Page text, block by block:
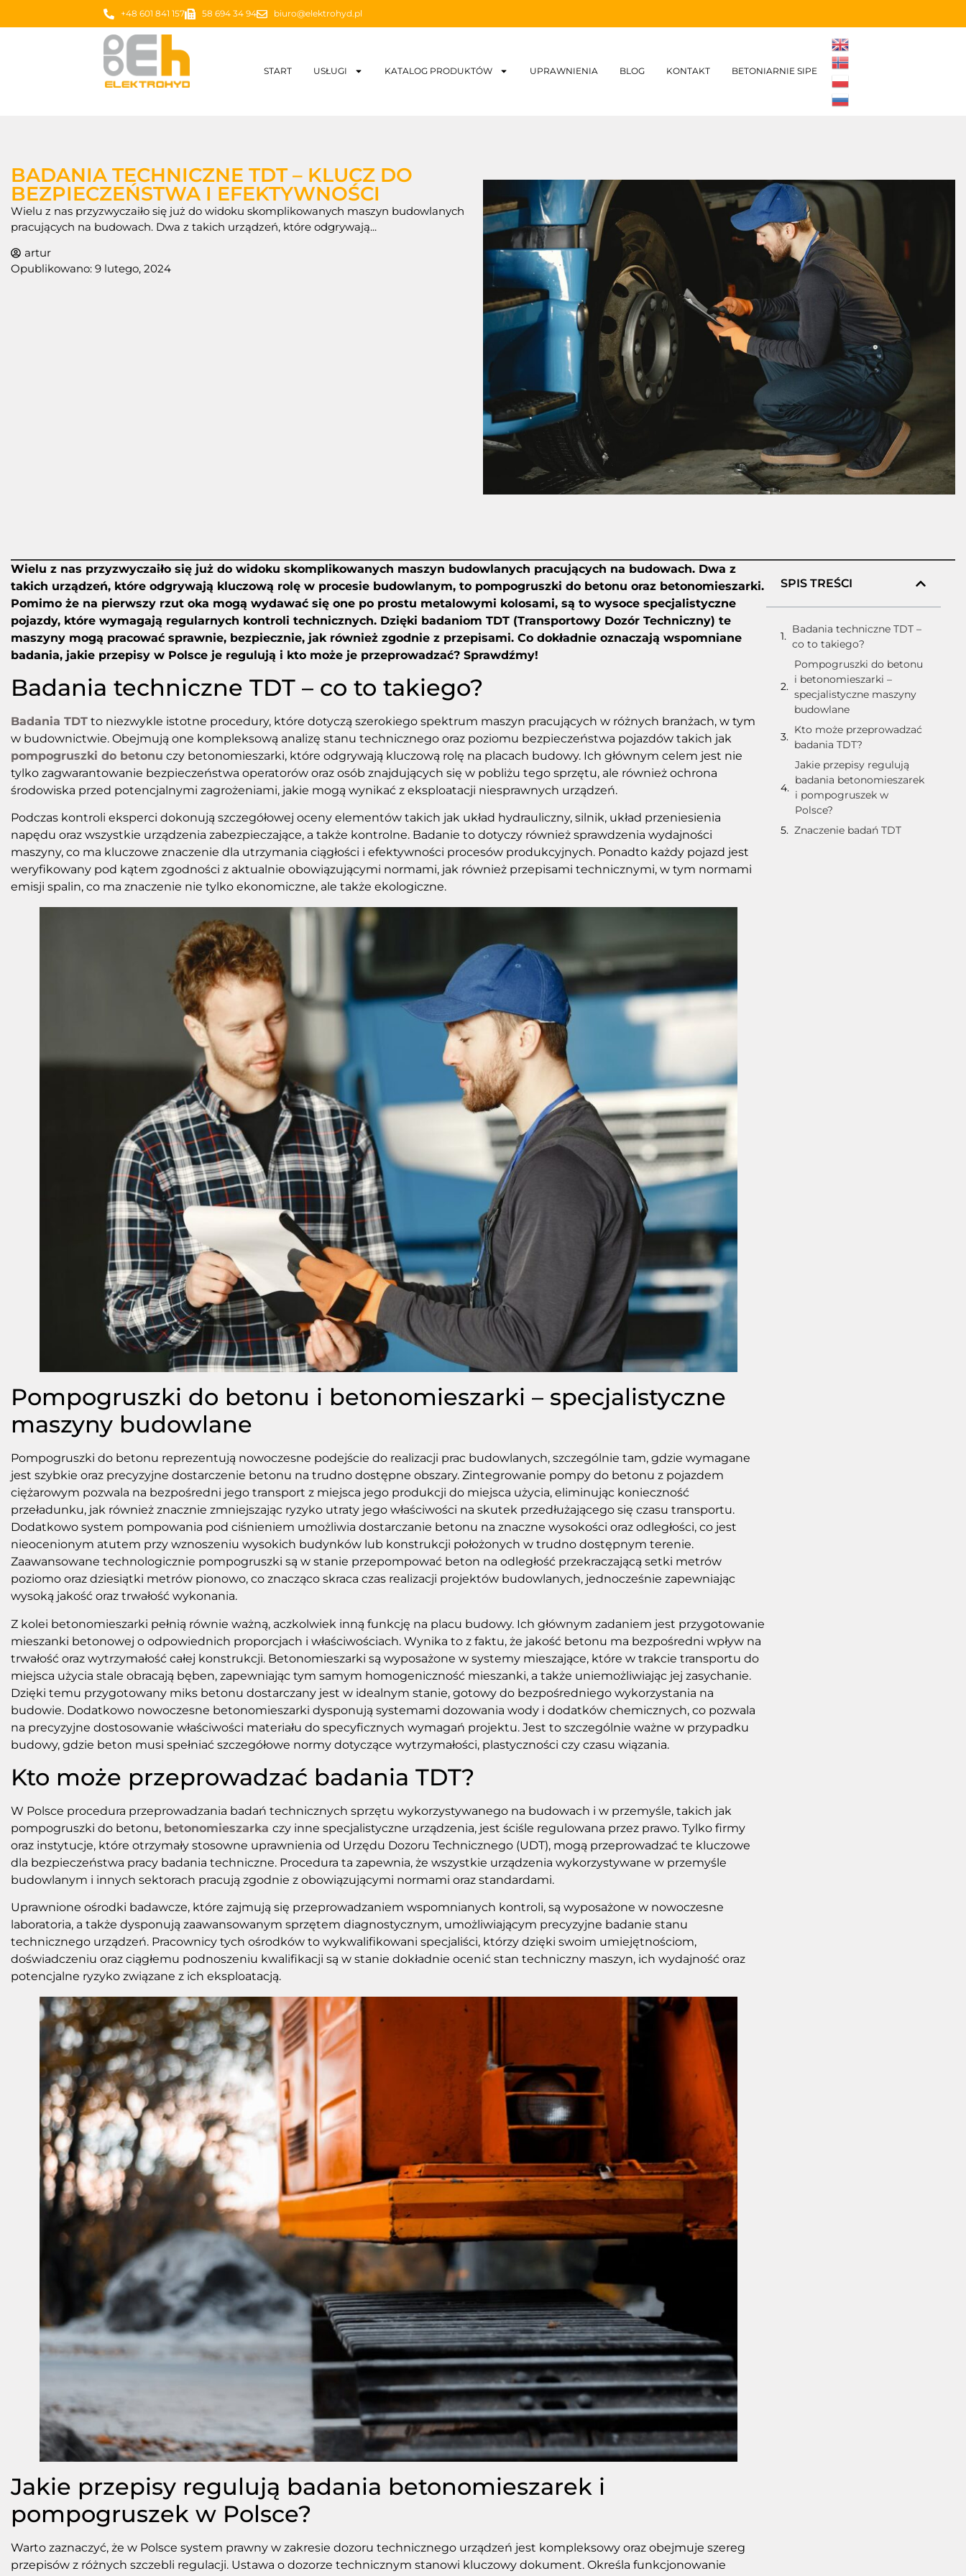
+48 601 841 157 58 694 34 94 biuro@elektrohyd.pl
START USŁUGI KATALOG PRODUKTÓW UPRAWNIENIA BLOG KONTAKT BETONIARNIE SIPE
BADANIA TECHNICZNE TDT – KLUCZ DO
BEZPIECZEŃSTWA I EFEKTYWNOŚCI
Wielu z nas przyzwyczaiło się już do widoku skomplikowanych maszyn budowlanych
pracujących na budowach. Dwa z takich urządzeń, które odgrywają...
artur
Opublikowano: 9 lutego, 2024
Wielu z nas przyzwyczaiło się już do widoku skomplikowanych maszyn budowlanych pracujących na budowach. Dwa z
takich urządzeń, które odgrywają kluczową rolę w procesie budowlanym, to pompogruszki do betonu oraz betonomieszarki.
Pomimo że na pierwszy rzut oka mogą wydawać się one po prostu metalowymi kolosami, są to wysoce specjalistyczne
pojazdy, które wymagają regularnych kontroli technicznych. Dzięki badaniom TDT (Transportowy Dozór Techniczny) te
maszyny mogą pracować sprawnie, bezpiecznie, jak również zgodnie z przepisami. Co dokładnie oznaczają wspomniane
badania, jakie przepisy w Polsce je regulują i kto może je przeprowadzać? Sprawdźmy!
Badania techniczne TDT – co to takiego?
Badania TDT to niezwykle istotne procedury, które dotyczą szerokiego spektrum maszyn pracujących w różnych branżach, w tym
w budownictwie. Obejmują one kompleksową analizę stanu technicznego oraz poziomu bezpieczeństwa pojazdów takich jak
pompogruszki do betonu czy betonomieszarki, które odgrywają kluczową rolę na placach budowy. Ich głównym celem jest nie
tylko zagwarantowanie bezpieczeństwa operatorów oraz osób znajdujących się w pobliżu tego sprzętu, ale również ochrona
środowiska przed potencjalnymi zagrożeniami, jakie mogą wynikać z eksploatacji niesprawnych urządzeń.
Podczas kontroli eksperci dokonują szczegółowej oceny elementów takich jak układ hydrauliczny, silnik, układ przeniesienia
napędu oraz wszystkie urządzenia zabezpieczające, a także kontrolne. Badanie to dotyczy również sprawdzenia wydajności
maszyny, co ma kluczowe znaczenie dla utrzymania ciągłości i efektywności procesów produkcyjnych. Ponadto każdy pojazd jest
weryfikowany pod kątem zgodności z aktualnie obowiązującymi normami, jak również przepisami technicznymi, w tym normami
emisji spalin, co ma znaczenie nie tylko ekonomiczne, ale także ekologiczne.
Pompogruszki do betonu i betonomieszarki – specjalistyczne
maszyny budowlane
Pompogruszki do betonu reprezentują nowoczesne podejście do realizacji prac budowlanych, szczególnie tam, gdzie wymagane
jest szybkie oraz precyzyjne dostarczenie betonu na trudno dostępne obszary. Zintegrowanie pompy do betonu z pojazdem
ciężarowym pozwala na bezpośredni jego transport z miejsca jego produkcji do miejsca użycia, eliminując konieczność
przeładunku, jak również znacznie zmniejszając ryzyko utraty jego właściwości na skutek przedłużającego się czasu transportu.
Dodatkowo system pompowania pod ciśnieniem umożliwia dostarczanie betonu na znaczne wysokości oraz odległości, co jest
nieocenionym atutem przy wznoszeniu wysokich budynków lub konstrukcji położonych w trudno dostępnym terenie.
Zaawansowane technologicznie pompogruszki są w stanie przepompować beton na odległość przekraczającą setki metrów
poziomo oraz dziesiątki metrów pionowo, co znacząco skraca czas realizacji projektów budowlanych, jednocześnie zapewniając
wysoką jakość oraz trwałość wykonania.
Z kolei betonomieszarki pełnią równie ważną, aczkolwiek inną funkcję na placu budowy. Ich głównym zadaniem jest przygotowanie
mieszanki betonowej o odpowiednich proporcjach i właściwościach. Wynika to z faktu, że jakość betonu ma bezpośredni wpływ na
trwałość oraz wytrzymałość całej konstrukcji. Betonomieszarki są wyposażone w systemy mieszające, które w trakcie transportu do
miejsca użycia stale obracają bęben, zapewniając tym samym homogeniczność mieszanki, a także uniemożliwiając jej zasychanie.
Dzięki temu przygotowany miks betonu dostarczany jest w idealnym stanie, gotowy do bezpośredniego wykorzystania na
budowie. Dodatkowo nowoczesne betonomieszarki dysponują systemami dozowania wody i dodatków chemicznych, co pozwala
na precyzyjne dostosowanie właściwości materiału do specyficznych wymagań projektu. Jest to szczególnie ważne w przypadku
budowy, gdzie beton musi spełniać szczegółowe normy dotyczące wytrzymałości, plastyczności czy czasu wiązania.
Kto może przeprowadzać badania TDT?
W Polsce procedura przeprowadzania badań technicznych sprzętu wykorzystywanego na budowach i w przemyśle, takich jak
pompogruszki do betonu, betonomieszarka czy inne specjalistyczne urządzenia, jest ściśle regulowana przez prawo. Tylko firmy
oraz instytucje, które otrzymały stosowne uprawnienia od Urzędu Dozoru Technicznego (UDT), mogą przeprowadzać te kluczowe
dla bezpieczeństwa pracy badania techniczne. Procedura ta zapewnia, że wszystkie urządzenia wykorzystywane w przemyśle
budowlanym i innych sektorach pracują zgodnie z obowiązującymi normami oraz standardami.
Uprawnione ośrodki badawcze, które zajmują się przeprowadzaniem wspomnianych kontroli, są wyposażone w nowoczesne
laboratoria, a także dysponują zaawansowanym sprzętem diagnostycznym, umożliwiającym precyzyjne badanie stanu
technicznego urządzeń. Pracownicy tych ośrodków to wykwalifikowani specjaliści, którzy dzięki swoim umiejętnościom,
doświadczeniu oraz ciągłemu podnoszeniu kwalifikacji są w stanie dokładnie ocenić stan techniczny maszyn, ich wydajność oraz
potencjalne ryzyko związane z ich eksploatacją.
Jakie przepisy regulują badania betonomieszarek i
pompogruszek w Polsce?
Warto zaznaczyć, że w Polsce system prawny w zakresie dozoru technicznego urządzeń jest kompleksowy oraz obejmuje szereg
przepisów z różnych szczebli regulacji. Ustawa o dozorze technicznym stanowi kluczowy dokument. Określa funkcjonowanie
SPIS TREŚCI
Badania techniczne TDT –
co to takiego?
Pompogruszki do betonu
i betonomieszarki –
specjalistyczne maszyny
budowlane
Kto może przeprowadzać
badania TDT?
Jakie przepisy regulują
badania betonomieszarek
i pompogruszek w
Polsce?
Znaczenie badań TDT